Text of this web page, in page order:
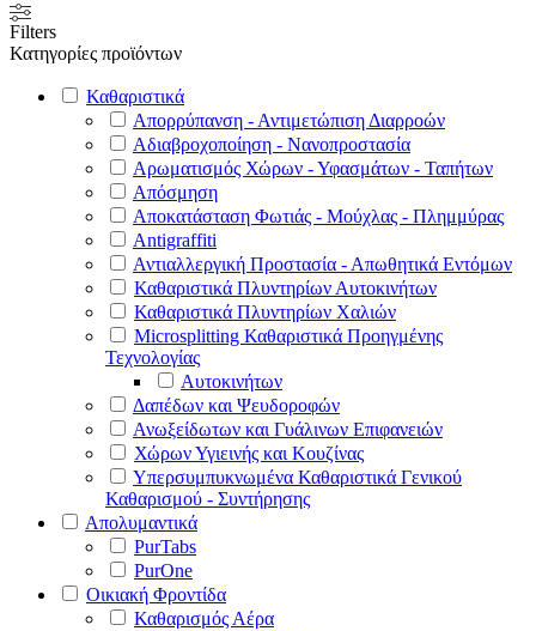
Filters
Κατηγορίες προϊόντων
Καθαριστικά
Απορρύπανση - Αντιμετώπιση Διαρροών
Αδιαβροχοποίηση - Νανοπροστασία
Αρωματισμός Χώρων - Υφασμάτων - Ταπήτων
Απόσμηση
Αποκατάσταση Φωτιάς - Μούχλας - Πλημμύρας
Antigraffiti
Αντιαλλεργική Προστασία - Απωθητικά Εντόμων
Καθαριστικά Πλυντηρίων Αυτοκινήτων
Καθαριστικά Πλυντηρίων Χαλιών
Microsplitting Καθαριστικά Προηγμένης
Τεχνολογίας
Αυτοκινήτων
Δαπέδων και Ψευδοροφών
Ανωξείδωτων και Γυάλινων Επιφανειών
Χώρων Υγιεινής και Κουζίνας
Υπερσυμπυκνωμένα Καθαριστικά Γενικού
Καθαρισμού - Συντήρησης
Απολυμαντικά
PurTabs
PurOne
Οικιακή Φροντίδα
Καθαρισμός Αέρα